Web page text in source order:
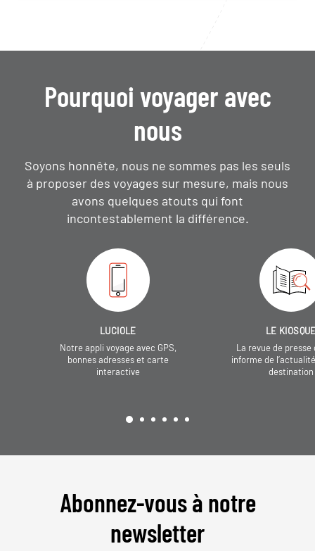
Pourquoi voyager avec
nous
Soyons honnête, nous ne sommes pas les seuls
à proposer des voyages sur mesure, mais nous
avons quelques atouts qui font
incontestablement la différence.
LUCIOLE
Notre appli voyage avec GPS,
bonnes adresses et carte
interactive
LE
La revue de presse
informe de
destination
Abonnez-vous à notre
newsletter